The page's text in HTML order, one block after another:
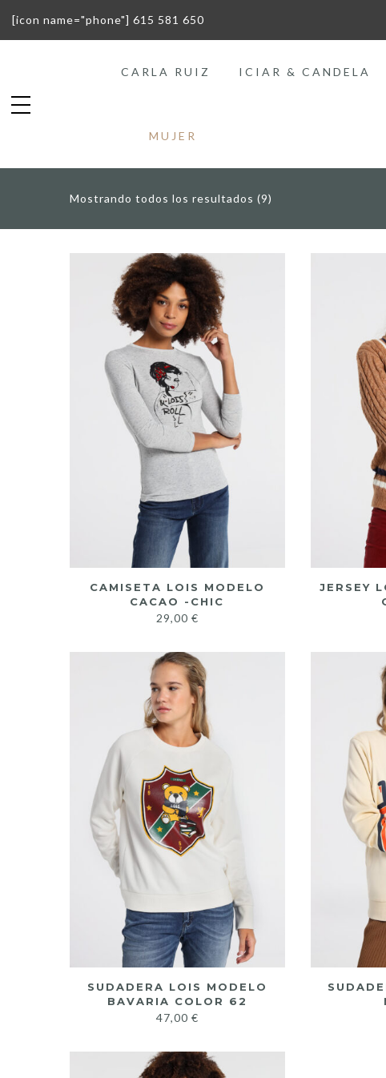
[icon name="phone"] 615 581 650
CARLA RUIZ ICIAR & CANDELA
MUJER
Mostrando todos los resultados (9)
CAMISETA LOIS MODELO
CACAO -CHIC
29,00 €
JERSEY
SUDADERA LOIS MODELO
BAVARIA COLOR 62
47,00 €